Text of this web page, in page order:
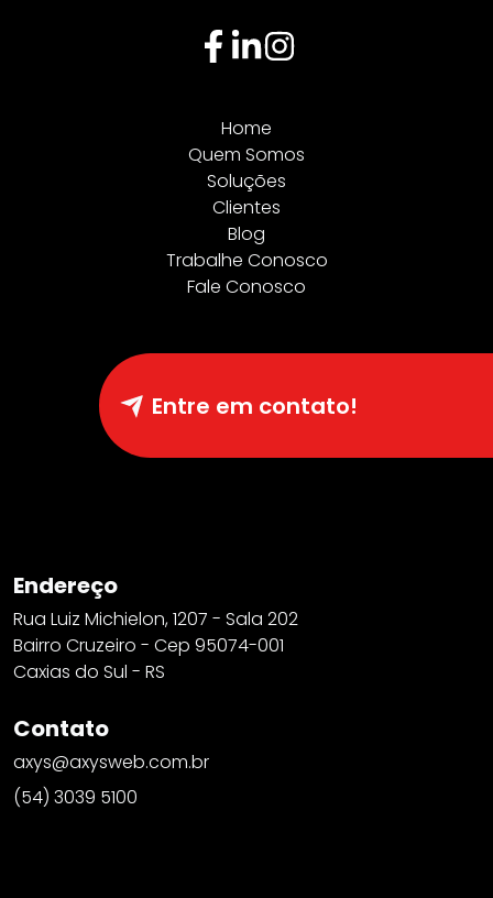
Endereço
Rua Luiz Michielon, 1207 - Sala 202
Bairro Cruzeiro - Cep 95074-001
Caxias do Sul - RS
Contato
axys@axysweb.com.br
(54) 3039 5100
Home
Quem Somos
Soluções
Clientes
Blog
Trabalhe Conosco
Fale Conosco
Entre em contato!